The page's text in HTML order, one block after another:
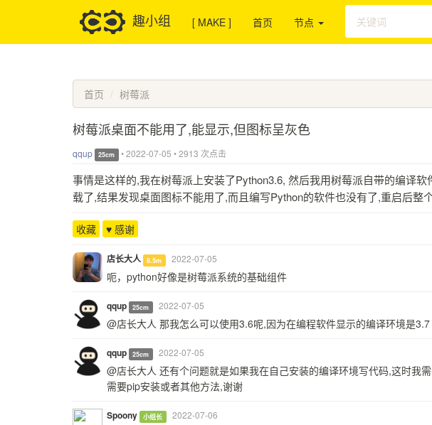
趣小组 [ MAKE ] 首页 节点
首页 树莓派
树莓派桌面不能用了,能显示,但图标呈灰色
qqup 25cm •2022-07-05 •2913 次点击
事情是这样的,我在树莓派上安装了Python3.6, 然后我用树莓派自带的编译
载了,结果发现桌面图标不能用了,而且编写Python的软件也没有了,重启后整
收藏 ♥ 感谢
店长大人 8.5m 2022-07-05
呃，python好像是树莓派系统的基础组件
qqup 25cm 2022-07-05
@店长大人 那我怎么可以使用3.6呢,因为在编程软件显示的编译环境是3.7
qqup 25cm 2022-07-05
@店长大人 还有个问题就是如果我在自己安装的编译环境写代码,这时我
需要pip安装或者其他方法,谢谢
Spoony 小组长 2022-07-06